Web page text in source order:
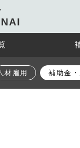
材雇用 補助金